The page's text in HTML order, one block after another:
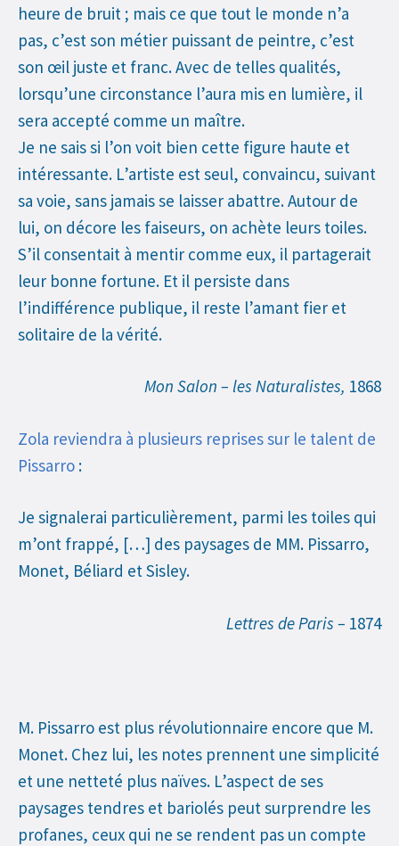
heure de bruit ; mais ce que tout le monde n’a
pas, c’est son métier puissant de peintre, c’est
son œil juste et franc. Avec de telles qualités,
lorsqu’une circonstance l’aura mis en lumière, il
sera accepté comme un maître.
Je ne sais si l’on voit bien cette figure haute et
intéressante. L’artiste est seul, convaincu, suivant
sa voie, sans jamais se laisser abattre. Autour de
lui, on décore les faiseurs, on achète leurs toiles.
S’il consentait à mentir comme eux, il partagerait
leur bonne fortune. Et il persiste dans
l’indifférence publique, il reste l’amant fier et
solitaire de la vérité.
Mon Salon – les Naturalistes, 1868
Zola reviendra à plusieurs reprises sur le talent de
Pissarro :
Je signalerai particulièrement, parmi les toiles qui
m’ont frappé, […] des paysages de MM. Pissarro,
Monet, Béliard et Sisley.
Lettres de Paris – 1874
M. Pissarro est plus révolutionnaire encore que M.
Monet. Chez lui, les notes prennent une simplicité
et une netteté plus naïves. L’aspect de ses
paysages tendres et bariolés peut surprendre les
profanes, ceux qui ne se rendent pas un compte